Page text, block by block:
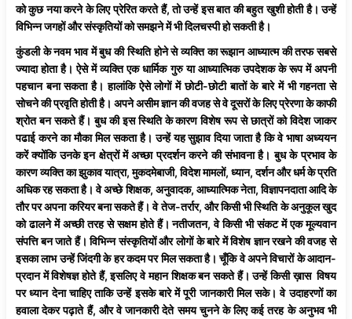
को कुछ नया करने के लिए प्रेरित करते हैं, तो उन्हें इस बात की बहुत खुशी होती है। उन्हें
विभिन्न जगहों और संस्कृतियों को समझने में भी दिलचस्पी हो सकती है।
कुंडली के नवम भाव में बुध की स्थिति होने से व्यक्ति का रूझान आध्यात्म की तरफ सबसे
ज्यादा होता है। ऐसे में व्यक्ति एक धार्मिक गुरु या आध्यात्मिक उपदेशक के रूप में अपनी
पहचान बना सकता है। हालांकि ऐसे लोगों में छोटी-छोटी बातों के बारे में भी गहनता से
सोचने की प्रवृति होती है। अपने असीम ज्ञान की वजह से वे दूसरों के लिए प्रेरणा के काफी
श्रोत बन सकते हैं। बुध की इस स्थिति के कारण विशेष रूप से छात्रों को विदेश जाकर
पढाई करने का मौका मिल सकता है। उन्हें यह सुझाव दिया जाता है कि वे भाषा अध्ययन
करें क्योंकि उनके इन क्षेत्रों में अच्छा प्रदर्शन करने की संभावना है। बुध के प्रभाव के
कारण व्यक्ति का झुकाव यात्रा, मुकदमेबाजी, विदेश मामलों, ध्यान, दर्शन और धर्म के प्रति
अधिक रह सकता है। वे अच्छे शिक्षक, अनुवादक, आध्यात्मिक नेता, विज्ञापनदाता आदि के
तौर पर अपना करियर बना सकते हैं। वे तेज-तर्रार, और किसी भी स्थिति के अनुकूल खुद
को ढालने में अच्छी तरह से सक्षम होते हैं। नतीजतन, वे किसी भी संकट में एक मूल्यवान
संपत्ति बन जाते हैं। विभिन्न संस्कृतियों और लोगों के बारे में विशेष ज्ञान रखने की वजह से
इसका लाभ उन्हें जिंदगी के हर कदम पर मिल सकता है। चूँकि वे अपने विचारों के आदान-
प्रदान में विशेषज्ञ होते हैं, इसलिए वे महान शिक्षक बन सकते हैं। उन्हें किसी ख़ास विषय
पर ध्यान देना चाहिए ताकि उन्हें इसके बारे में पूरी जानकारी मिल सके। वे उदाहरणों का
हवाला देकर पढ़ाते हैं, और वे जानकारी देते समय चुनने के लिए कई तरह के अनुभव भी